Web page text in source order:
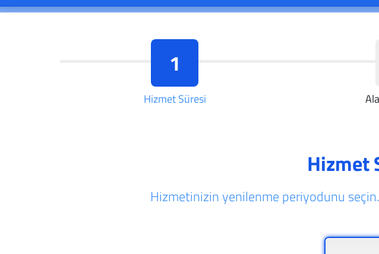
1
Hizmet Süresi
Hizmet
Hizmetinizin yenilenme periyodunu seçin.